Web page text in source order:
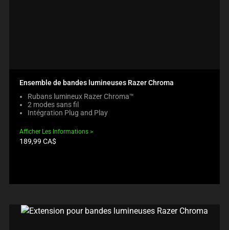
Ensemble de bandes lumineuses Razer Chroma
Rubans lumineux Razer Chroma™
2 modes sans fil
Intégration Plug and Play
Afficher Les Informations
Prix
189,99 CA$